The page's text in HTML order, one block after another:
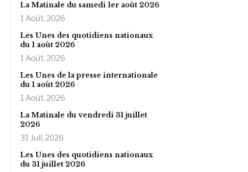
La Matinale du samedi 1er août 2026
1 Août, 2026
Les Unes des quotidiens nationaux
du 1 août 2026
1 Août, 2026
Les Unes de la presse internationale
du 1 août 2026
1 Août, 2026
La Matinale du vendredi 31 juillet
2026
31 Juil, 2026
Les Unes des quotidiens nationaux
du 31 juillet 2026